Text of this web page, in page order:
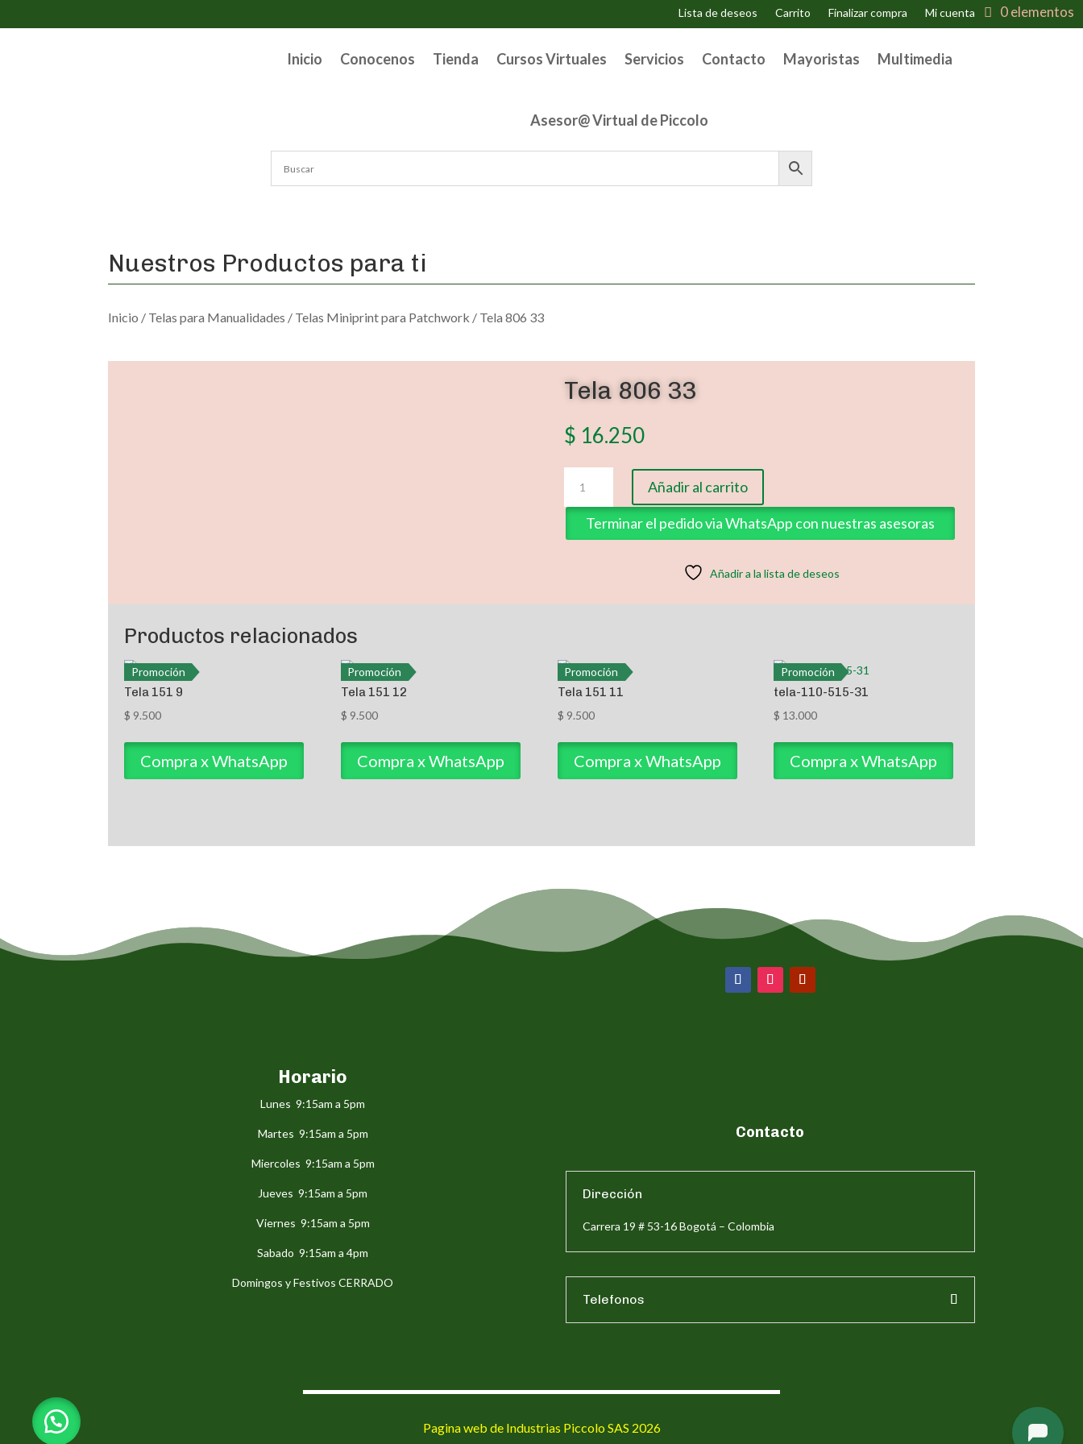
Lista de deseos Carrito Finalizar compra Mi cuenta 0 elementos
Inicio Conocenos Tienda Cursos Virtuales Servicios Contacto Mayoristas Multimedia
Asesor@ Virtual de Piccolo
Nuestros Productos para ti
Inicio / Telas para Manualidades / Telas Miniprint para Patchwork / Tela 806 33
Tela 806 33
$ 16.250
806
33
cantidad
Añadir al carrito
Terminar el pedido via WhatsApp con nuestras asesoras
Añadir a la lista de deseos
Productos relacionados
Promoción
Tela 151 9
$ 9.500
Compra x WhatsApp
Promoción
Tela 151 12
$ 9.500
Compra x WhatsApp
Promoción
Tela 151 11
$ 9.500
Compra x WhatsApp
Promoción
tela-110-515-31
$ 13.000
Compra x WhatsApp
Horario
Lunes 9:15am a 5pm
Martes 9:15am a 5pm
Miercoles 9:15am a 5pm
Jueves 9:15am a 5pm
Viernes 9:15am a 5pm
Sabado 9:15am a 4pm
Domingos y Festivos CERRADO
Contacto
Dirección
Carrera 19 # 53-16 Bogotá – Colombia
Telefonos
Pagina web de Industrias Piccolo SAS 2026